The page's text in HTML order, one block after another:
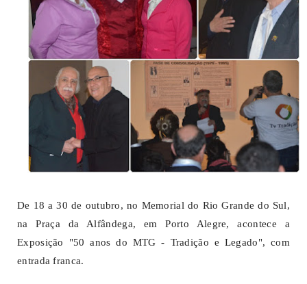
De 18 a 30 de outubro, no Memorial do Rio Grande do Sul,
na Praça da Alfândega, em Porto Alegre, acontece a
Exposição "50 anos do MTG - Tradição e Legado", com
entrada franca.